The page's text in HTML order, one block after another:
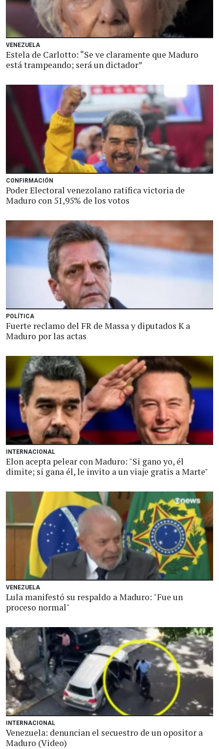
VENEZUELA
Estela de Carlotto: “Se ve claramente que Maduro
está trampeando; será un dictador”
CONFIRMACIÓN
Poder Electoral venezolano ratifica victoria de
Maduro con 51,95% de los votos
POLÍTICA
Fuerte reclamo del FR de Massa y diputados K a
Maduro por las actas
INTERNACIONAL
Elon acepta pelear con Maduro: "Si gano yo, él
dimite; si gana él, le invito a un viaje gratis a Marte"
VENEZUELA
Lula manifestó su respaldo a Maduro: "Fue un
proceso normal"
INTERNACIONAL
Venezuela: denuncian el secuestro de un opositor a
Maduro (Video)